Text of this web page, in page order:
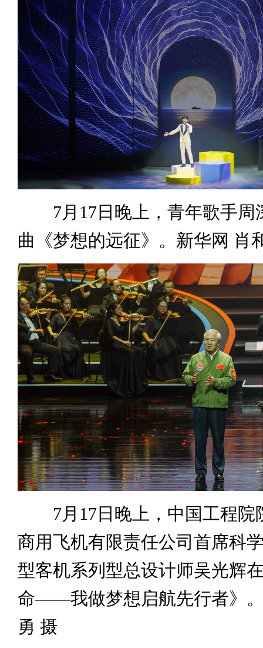
7月17日晚上，青年歌手周
曲《梦想的远征》。新华网 肖
7月17日晚上，中国工程院
商用飞机有限责任公司首席科
型客机系列型总设计师吴光辉
命——我做梦想启航先行者》
勇 摄